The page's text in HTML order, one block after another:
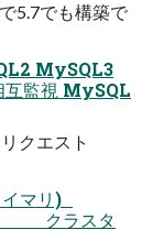
築で
MySQL3
互監視 MySQL
クエスト
マリ)
クラスタ